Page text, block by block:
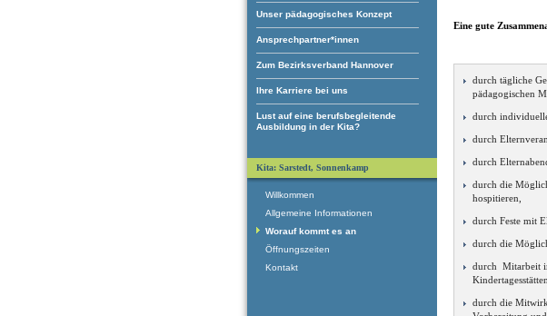
Unser pädagogisches Konzept
Ansprechpartner*innen
Zum Bezirksverband Hannover
Ihre Karriere bei uns
Lust auf eine berufsbegleitende
Ausbildung in der Kita?
Eine gute
durch tägliche
pädagogischen
durch
durch
durch
durch die
hospitieren,
durch Feste mit
durch die
durch Mitarbeit
durch die
Kita: Sarstedt, Sonnenkamp
Willkommen
Allgemeine Informationen
Worauf kommt es an
Öffnungszeiten
Kontakt